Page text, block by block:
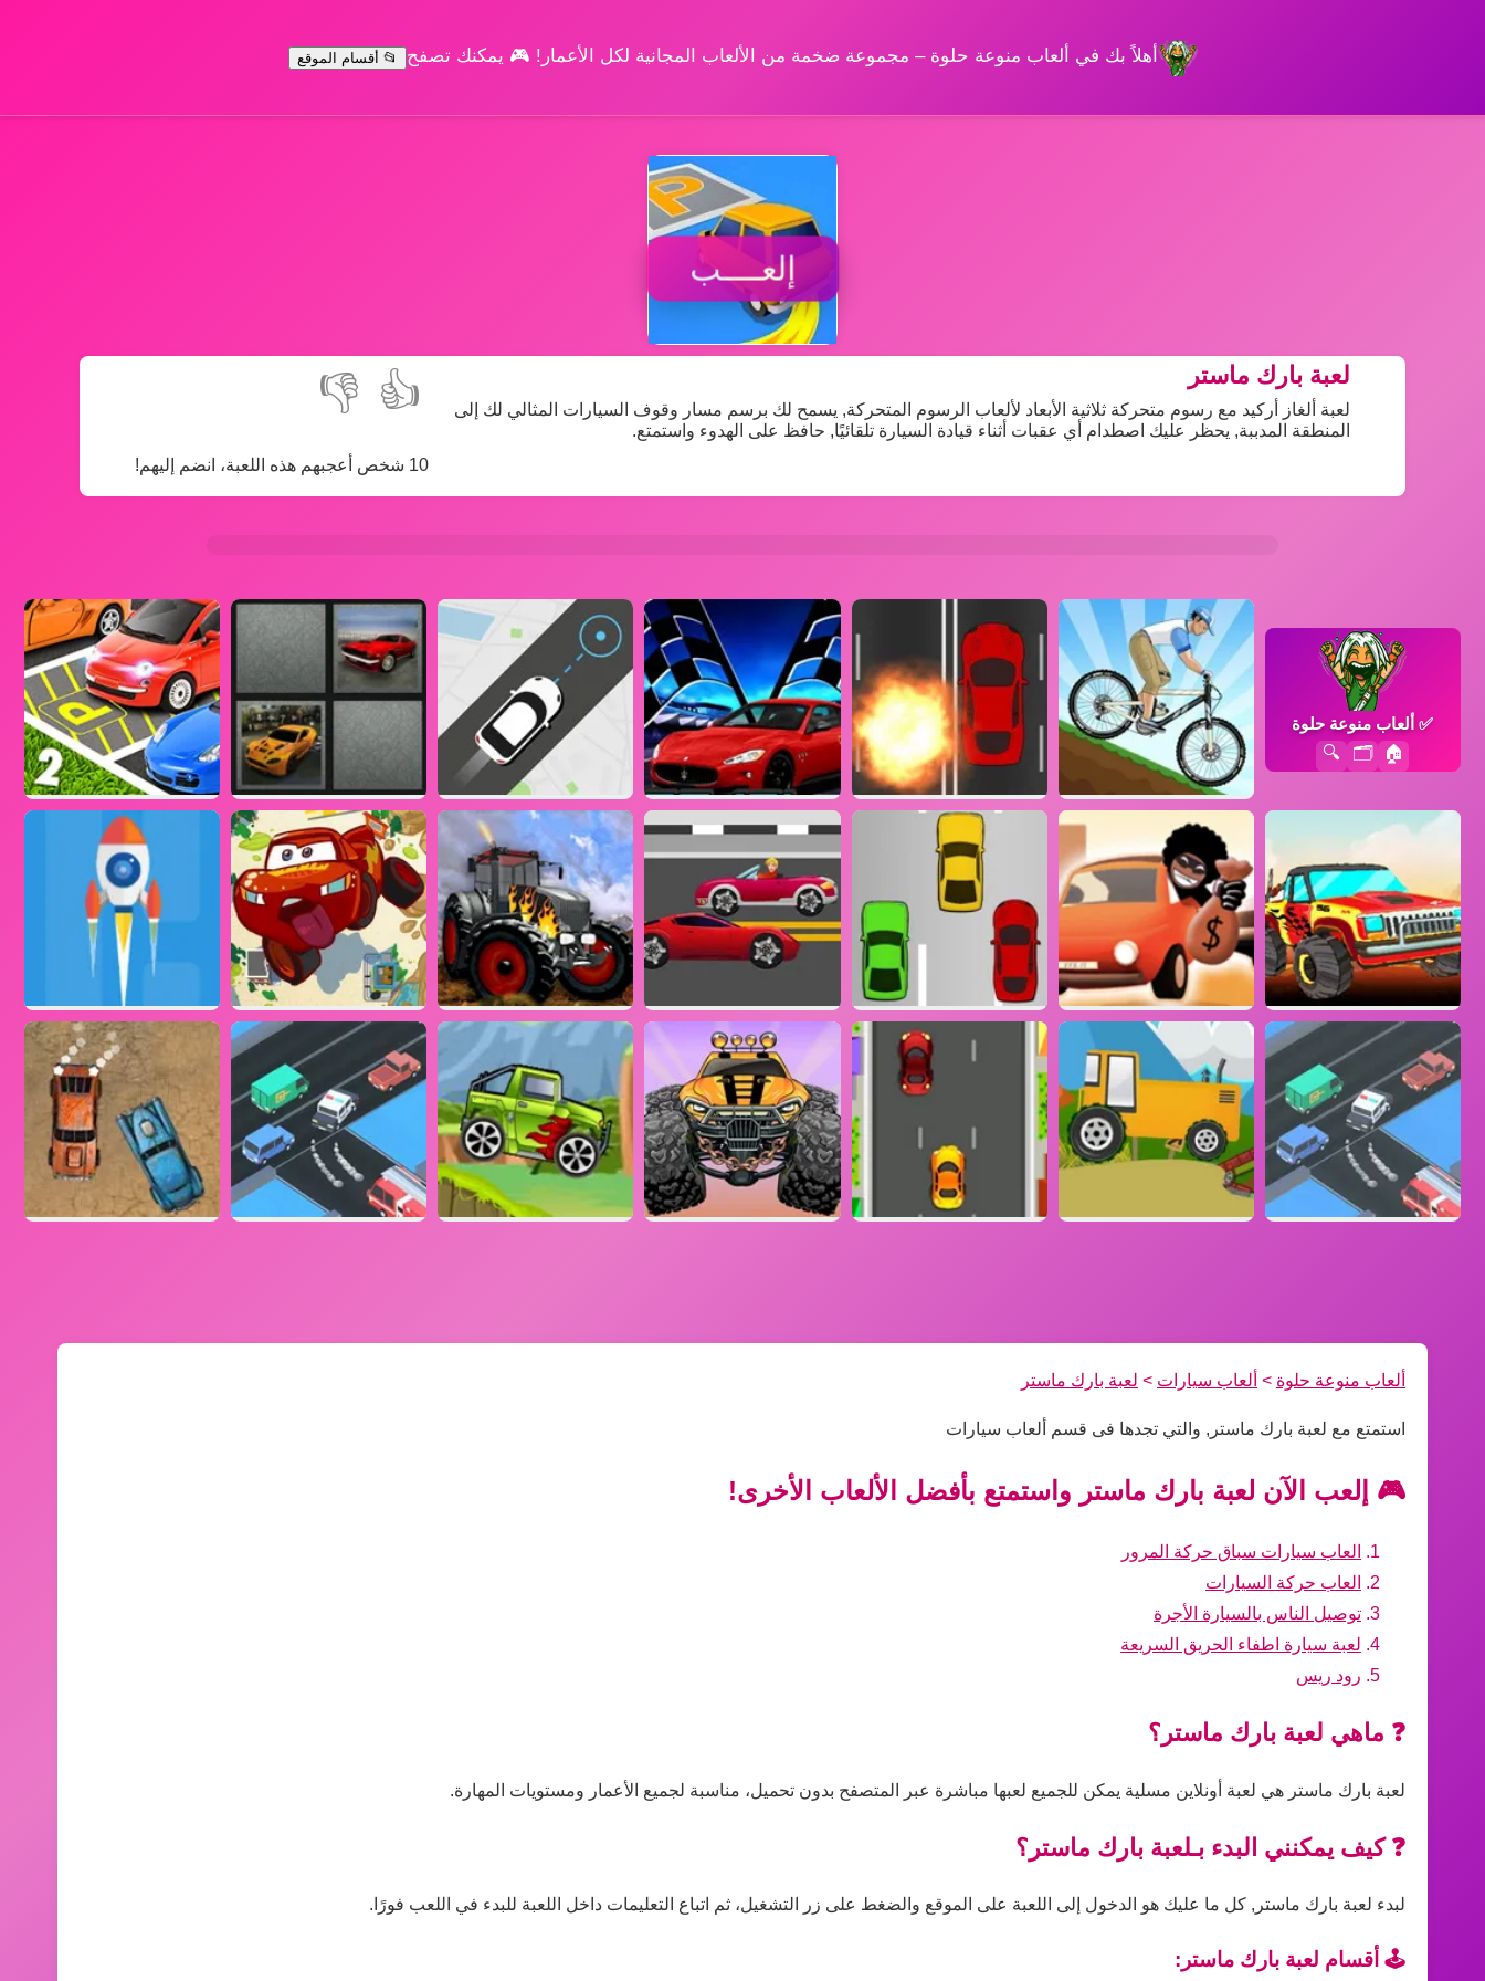
أهلاً بك في ألعاب منوعة حلوة – مجموعة ضخمة من الألعاب المجانية لكل الأعمار! 🎮 يمكنك تصفح 📂 أقسام الموقع
إلعــــب
👍
👎
10 شخص أعجبهم هذه اللعبة، انضم إليهم!
لعبة بارك ماستر
لعبة ألغاز أركيد مع رسوم متحركة ثلاثية الأبعاد لألعاب الرسوم المتحركة, يسمح لك برسم مسار وقوف السيارات المثالي لك إلى
المنطقة المدببة, يحظر عليك اصطدام أي عقبات أثناء قيادة السيارة تلقائيًا, حافظ على الهدوء واستمتع.
✅ألعاب منوعة حلوة
🏠
🗂️
🔍
ألعاب منوعة حلوة > ألعاب سيارات > لعبة بارك ماستر
استمتع مع لعبة بارك ماستر, والتي تجدها فى قسم ألعاب سيارات
🎮 إلعب الآن لعبة بارك ماستر واستمتع بأفضل الألعاب الأخرى!
العاب سيارات سباق حركة المرور
العاب حركة السيارات
توصيل الناس بالسيارة الأجرة
لعبة سيارة اطفاء الحريق السريعة
رود ريس
❓ ماهي لعبة بارك ماستر؟
لعبة بارك ماستر هي لعبة أونلاين مسلية يمكن للجميع لعبها مباشرة عبر المتصفح بدون تحميل، مناسبة لجميع الأعمار ومستويات المهارة.
❓ كيف يمكنني البدء بـلعبة بارك ماستر؟
لبدء لعبة بارك ماستر, كل ما عليك هو الدخول إلى اللعبة على الموقع والضغط على زر التشغيل، ثم اتباع التعليمات داخل اللعبة للبدء في اللعب فورًا.
🕹️ أقسام لعبة بارك ماستر: